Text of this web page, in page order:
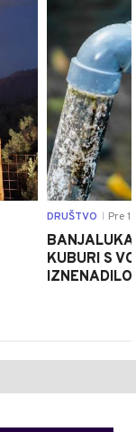
DRUŠTVO Pre 1
KUBURI S